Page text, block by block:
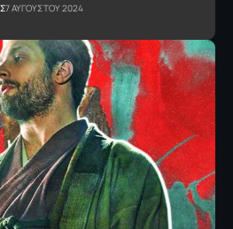
7 ΑΥΓΟΥΣΤΟΥ 2024